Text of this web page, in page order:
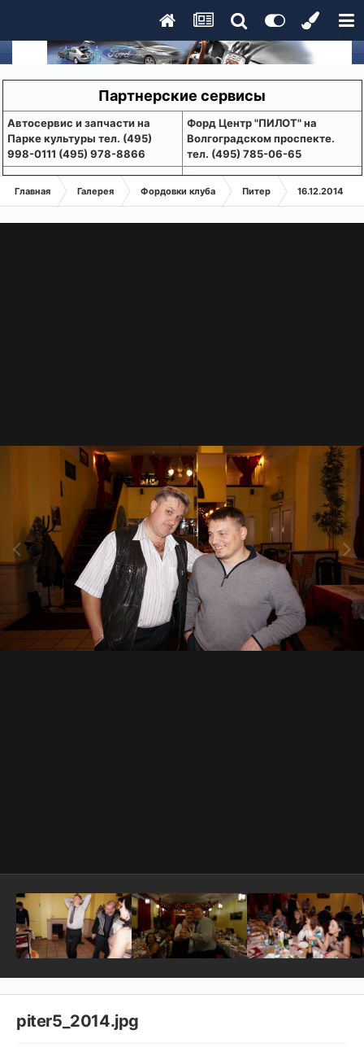
Партнерские сервисы
Aвтосервис и запчасти на
Парке культуры тел. (495)
998-0111 (495) 978-8866
Форд Центр "ПИЛОТ" на
Волгоградском проспекте.
тел. (495) 785-06-65
Главная Галерея Фордовки клуба Питер 16.12.2014
piter5_2014.jpg